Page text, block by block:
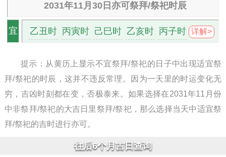
2031年11月30日亦可祭拜/祭祀时辰
宜 乙丑时 丙寅时 己巳时 乙亥时 丙子时 详解>
提示：从黄历上显示不宜祭拜/祭祀的日子中出现适宜祭
拜/祭祀的时辰，这并不违反常理。因为一天里的时运变化无
穷，吉凶时刻都在变，否极泰来。如果选择在2031年11月份
中非祭拜/祭祀的大吉日里祭拜/祭祀，那么选择当天中适宜祭
拜/祭祀的吉时进行亦可。
往后6个月吉日查询